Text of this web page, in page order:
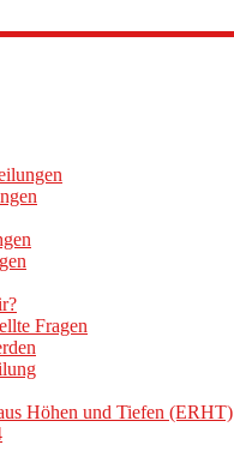
Fragen
Höhen und Tiefen (ERHT)